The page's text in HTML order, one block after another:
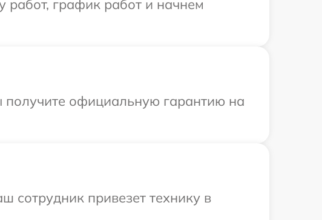
работ, график работ и начнем
официальную гарантию на
сотрудник привезет технику в